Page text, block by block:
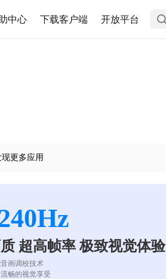
中心 下载客户端 开放平台
更多应用
超高帧率 极致视觉体验
画调校技术
畅的视觉享受